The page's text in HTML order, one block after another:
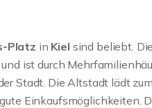
Platz in Kiel sind beliebt.
ist durch
Stadt. Die Altstadt lädt
Einkaufsmöglichkeiten.